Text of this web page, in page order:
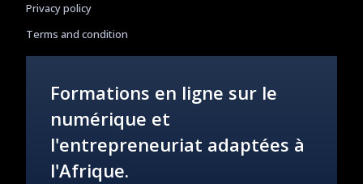
Privacy policy
Terms and condition
Formations en ligne sur le
numérique et
l'entrepreneuriat adaptées à
l'Afrique.